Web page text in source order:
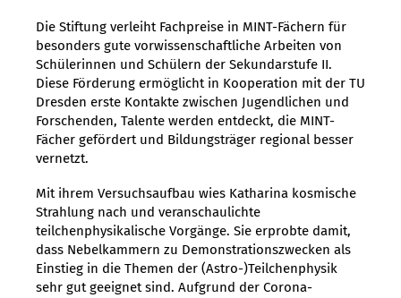
Die Stiftung verleiht Fachpreise in MINT-Fächern für
besonders gute vorwissenschaftliche Arbeiten von
Schülerinnen und Schülern der Sekundarstufe II.
Diese Förderung ermöglicht in Kooperation mit der TU
Dresden erste Kontakte zwischen Jugendlichen und
Forschenden, Talente werden entdeckt, die MINT-
Fächer gefördert und Bildungsträger regional besser
vernetzt.
Mit ihrem Versuchsaufbau wies Katharina kosmische
Strahlung nach und veranschaulichte
teilchenphysikalische Vorgänge. Sie erprobte damit,
dass Nebelkammern zu Demonstrationszwecken als
Einstieg in die Themen der (Astro-)Teilchenphysik
sehr gut geeignet sind. Aufgrund der Corona-